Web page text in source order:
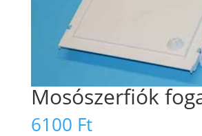
Mosószerfiók
6100 Ft